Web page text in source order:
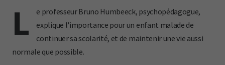
L
e professeur Bruno Humbeeck, psychopédagogue,
explique l'importance pour un enfant malade de
continuer sa scolarité, et de maintenir une vie aussi
normale que possible.